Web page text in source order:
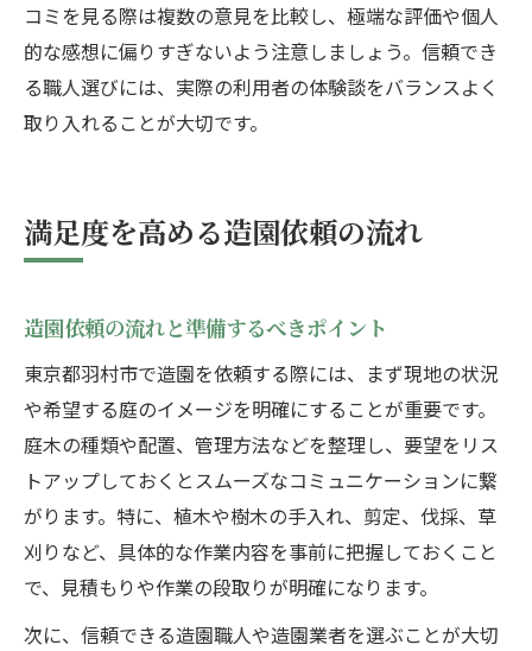
コミを見る際は複数の意見を比較し、極端な評価や個人
的な感想に偏りすぎないよう注意しましょう。信頼でき
る職人選びには、実際の利用者の体験談をバランスよく
取り入れることが大切です。
満足度を高める造園依頼の流れ
造園依頼の流れと準備するべきポイント
東京都羽村市で造園を依頼する際には、まず現地の状況
や希望する庭のイメージを明確にすることが重要です。
庭木の種類や配置、管理方法などを整理し、要望をリス
トアップしておくとスムーズなコミュニケーションに繋
がります。特に、植木や樹木の手入れ、剪定、伐採、草
刈りなど、具体的な作業内容を事前に把握しておくこと
で、見積もりや作業の段取りが明確になります。
次に、信頼できる造園職人や造園業者を選ぶことが大切